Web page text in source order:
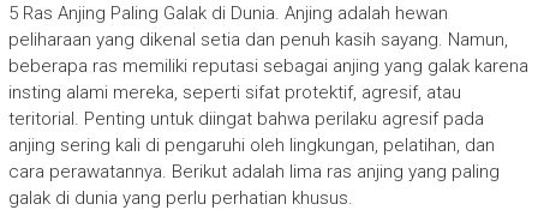
5 Ras Anjing Paling Galak di Dunia. Anjing adalah hewan
peliharaan yang dikenal setia dan penuh kasih sayang. Namun,
beberapa ras memiliki reputasi sebagai anjing yang galak karena
insting alami mereka, seperti sifat protektif, agresif, atau
teritorial. Penting untuk diingat bahwa perilaku agresif pada
anjing sering kali di pengaruhi oleh lingkungan, pelatihan, dan
cara perawatannya. Berikut adalah lima ras anjing yang paling
galak di dunia yang perlu perhatian khusus.